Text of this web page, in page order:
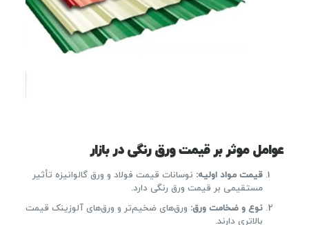
عوامل موثر بر قیمت ورق رنگی در بازار
قیمت مواد اولیه: نوسانات قیمت فولاد و ورق گالوانیزه تأثیر
مستقیمی بر قیمت ورق رنگی دارد.
نوع و ضخامت ورق: ورق‌های ضخیم‌تر و ورق‌های آلوزینک قیمت
بالاتری دارند.